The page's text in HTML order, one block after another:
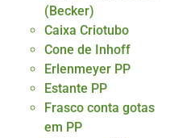
(Becker)
Caixa Criotubo
Cone de Inhoff
Erlenmeyer PP
Estante PP
Frasco conta gotas
em PP